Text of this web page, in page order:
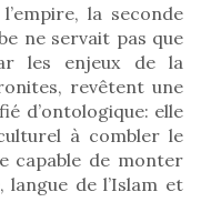
la seconde
ne servait pas que
les enjeux de la
revêtent une
d’ontologique: elle
à combler le
capable de monter
langue de l’Islam et